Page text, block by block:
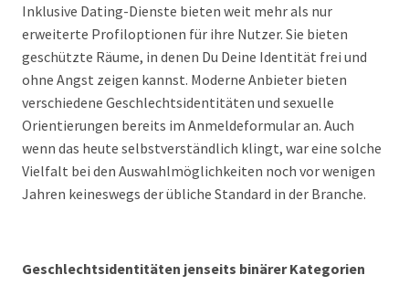
Inklusive Dating-Dienste bieten weit mehr als nur
erweiterte Profiloptionen für ihre Nutzer. Sie bieten
geschützte Räume, in denen Du Deine Identität frei und
ohne Angst zeigen kannst. Moderne Anbieter bieten
verschiedene Geschlechtsidentitäten und sexuelle
Orientierungen bereits im Anmeldeformular an. Auch
wenn das heute selbstverständlich klingt, war eine solche
Vielfalt bei den Auswahlmöglichkeiten noch vor wenigen
Jahren keineswegs der übliche Standard in der Branche.
Geschlechtsidentitäten jenseits binärer Kategorien